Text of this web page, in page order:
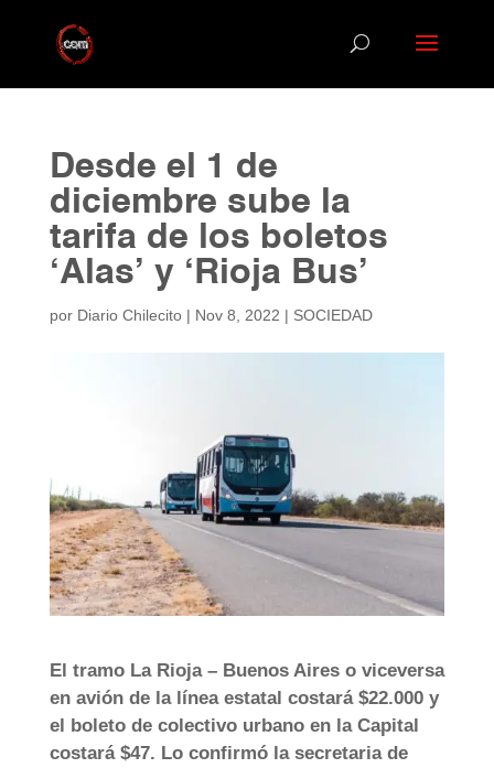
Desde el 1 de
diciembre sube la
tarifa de los boletos
‘Alas’ y ‘Rioja Bus’
por Diario Chilecito| Nov 8, 2022 | SOCIEDAD
El tramo La Rioja – Buenos Aires o viceversa
en avión de la línea estatal costará $22.000 y
el boleto de colectivo urbano en la Capital
costará $47. Lo confirmó la secretaria de